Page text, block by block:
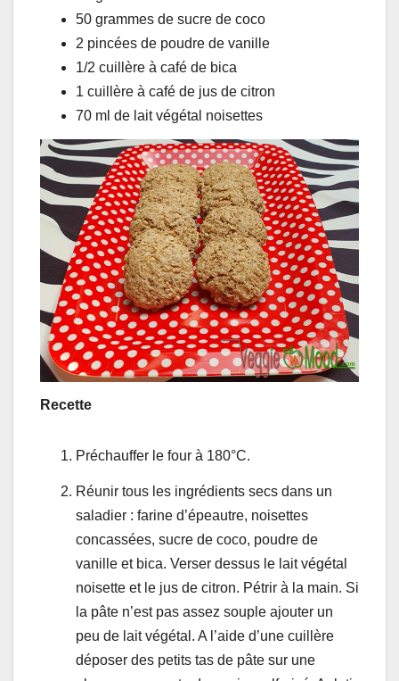
50 grammes de sucre de coco
2 pincées de poudre de vanille
1/2 cuillère à café de bica
1 cuillère à café de jus de citron
70 ml de lait végétal noisettes
Recette
Préchauffer le four à 180°C.
Réunir tous les ingrédients secs dans un
saladier : farine d’épeautre, noisettes
concassées, sucre de coco, poudre de
vanille et bica. Verser dessus le lait végétal
noisette et le jus de citron. Pétrir à la main. Si
la pâte n’est pas assez souple ajouter un
peu de lait végétal. A l’aide d’une cuillère
déposer des petits tas de pâte sur une